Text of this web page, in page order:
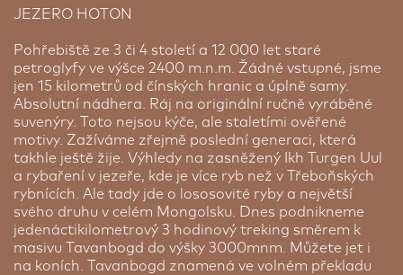
JEZERO HOTON
Pohřebiště ze 3 či 4 století a 12 000 let staré
petroglyfy ve výšce 2400 m.n.m. Žádné vstupné, jsme
jen 15 kilometrů od čínských hranic a úplně samy.
Absolutní nádhera. Ráj na originální ručně vyráběné
suvenýry. Toto nejsou kýče, ale staletími ověřené
motivy. Zažíváme zřejmě poslední generaci, která
takhle ještě žije. Výhledy na zasněžený Ikh Turgen Uul
a rybaření v jezeře, kde je více ryb než v Třeboňských
rybnících. Ale tady jde o lososovité ryby a největší
svého druhu v celém Mongolsku. Dnes podnikneme
jedenáctikilometrový 3 hodinový treking směrem k
masivu Tavanbogd do výšky 3000mnm. Můžete jet i
na koních. Tavanbogd znamená ve volném překladu